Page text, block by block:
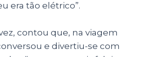
era tão elétrico”.
contou que, na viagem
e divertiu-se com